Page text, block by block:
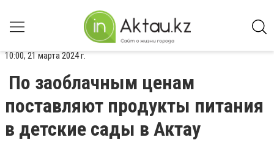
10:00, 21 марта 2024 г.
По заоблачным ценам
поставляют продукты питания
в детские сады в Актау